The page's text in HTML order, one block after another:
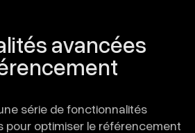
avancées
série de fonctionnalités
pour optimiser le référencement